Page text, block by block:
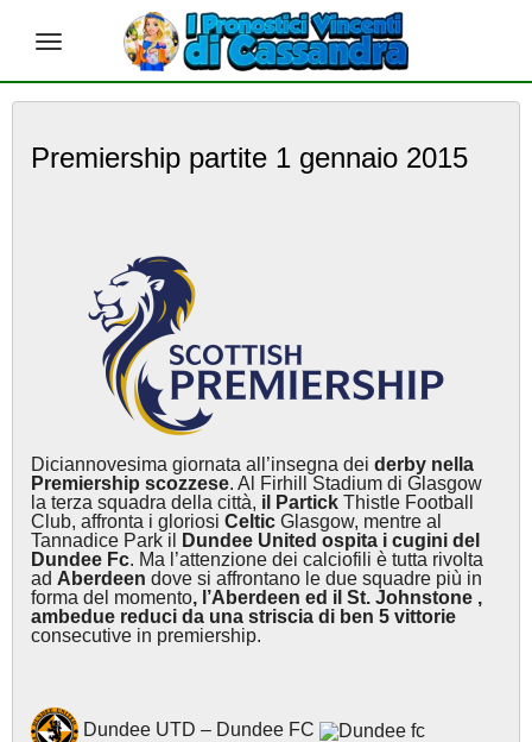
Premiership partite 1 gennaio 2015
Diciannovesima giornata all’insegna dei derby nella
Premiership scozzese. Al Firhill Stadium di Glasgow
la terza squadra della città, il Partick Thistle Football
Club, affronta i gloriosi Celtic Glasgow, mentre al
Tannadice Park il
Dundee United ospita i cugini del
Dundee Fc. Ma l’attenzione dei calciofili è tutta rivolta
ad Aberdeen dove si affrontano le due squadre più in
forma del momento, l’Aberdeen ed il St. Johnstone ,
ambedue reduci da una striscia di ben 5 vittorie
consecutive in premiership.
Dundee UTD – Dundee FC